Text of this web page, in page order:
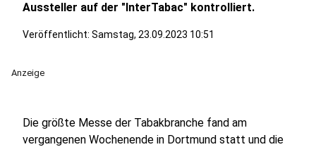
Aussteller auf der "InterTabac" kontrolliert.
Veröffentlicht: Samstag, 23.09.2023 10:51
Anzeige
Die größte Messe der Tabakbranche fand am
vergangenen Wochenende in Dortmund statt und die